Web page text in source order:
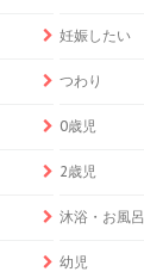
妊娠したい
つわり
0歳児
2歳児
沐浴・お風呂
幼児